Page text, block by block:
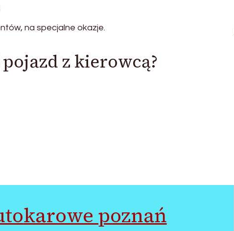
na specjalne okazje.
z kierowcą?
poznań